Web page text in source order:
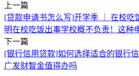
上一篇
[贷款申请书怎么写]开学季 ｜ 在校吃
明在校吃饭出事学校概不负责！这种
下一篇
[银行信用贷款]如何选择适合的银行
广发财智金值得办吗